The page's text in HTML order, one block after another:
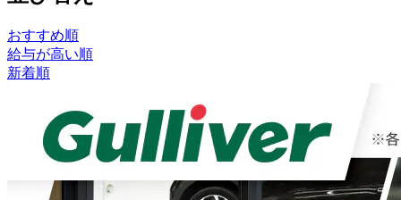
おすすめ順
給与が高い順
新着順